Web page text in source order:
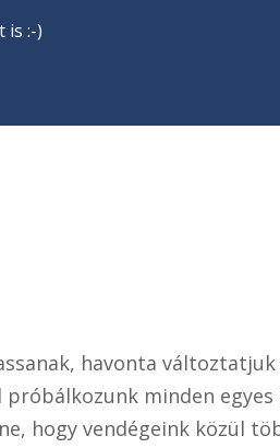
is :-)
havonta
minden
hogy vendégeink közül